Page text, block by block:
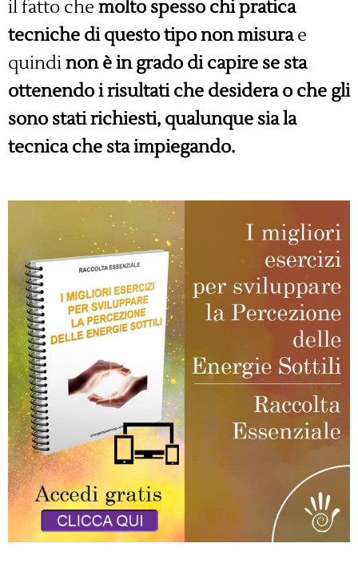
il fatto che molto spesso chi pratica
tecniche di questo tipo non misurae
quindinon è in grado di capire se sta
ottenendo i risultati che desidera o che gli
sono stati richiesti, qualunque sia la
tecnica che sta impiegando.